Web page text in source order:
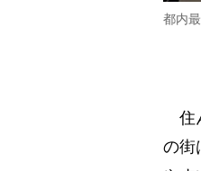
都内
住
の街